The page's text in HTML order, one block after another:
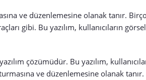
ve düzenlemesine olanak tanır.
gibi. Bu yazılım, kullanıcıların
çözümüdür. Bu yazılım,
ve düzenlemesine olanak